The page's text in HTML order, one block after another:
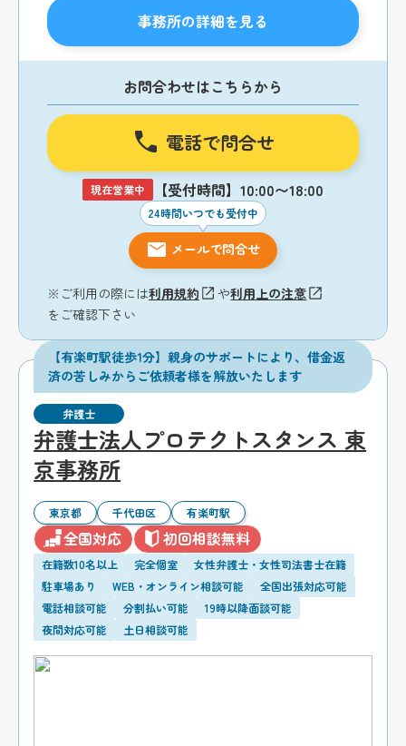
事務所の詳細を見る
お問合わせはこちらから
電話で問合せ
現在営業中 【受付時間】10:00〜18:00
24時間いつでも受付中
メールで問合せ
※ご利用の際には利用規約 や利用上の注意
をご確認下さい
【有楽町駅徒歩1分】親身のサポートにより、借金返
済の苦しみからご依頼者様を解放いたします
弁護士
弁護士法人プロテクトスタンス 東
京事務所
東京都 千代田区 有楽町駅
全国対応 初回相談無料
在籍数10名以上 完全個室
女性弁護士・女性司法書士在籍
駐車場あり
WEB・オンライン相談可能
全国出張対応可能
電話相談可能
分割払い可能
19時以降面談可能
夜間対応可能
土日相談可能